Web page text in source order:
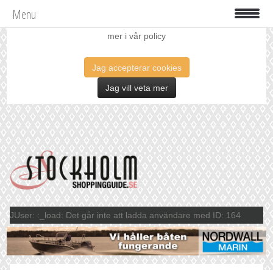
Vi använder oss av cookies för att förbättra din upplevelse. Läs
mer i vår policy
Jag accepterar cookies
Jag vill veta mer
Menu
JUser: :_load: Det går inte att ladda användare med ID: 164